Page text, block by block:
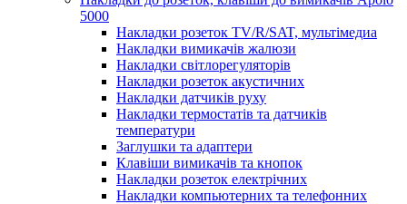
5000
Накладки розеток TV/R/SAT, мультімедиа
Накладки вимикачів жалюзи
Накладки світлорегуляторів
Накладки розеток акустичних
Накладки датчиків руху
Накладки термостатів та датчиків
температури
Заглушки та адаптери
Клавіши вимикачів та кнопок
Накладки розеток електрічних
Накладки компьютерних та телефонних